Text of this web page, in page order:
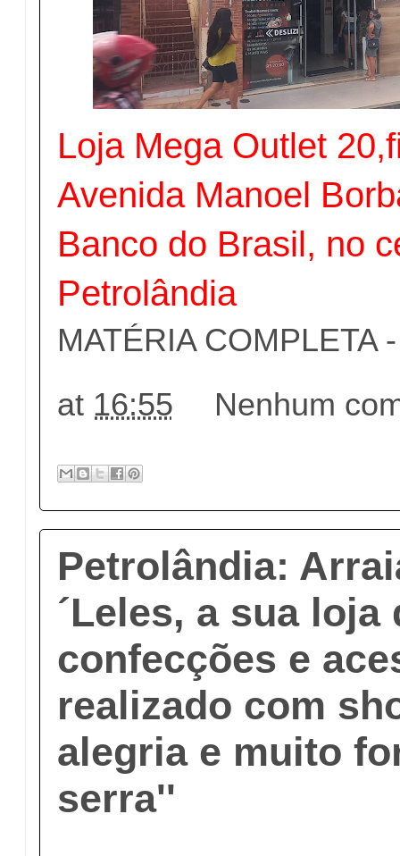
Loja Mega Outlet
Avenida Manoel
Banco do Brasil, no
Petrolândia
MATÉRIA COMPLETA
at 16:55 Nenhum
Petrolândia:
´Leles, a sua
confecções e
realizado com
alegria e muito
serra''